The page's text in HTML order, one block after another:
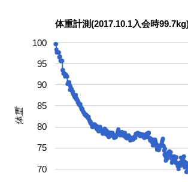
体重計測(2017.10.1入会時
70
75
80
85
90
95
100
体重